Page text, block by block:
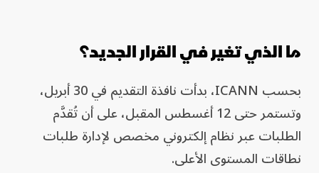
ما الذي تغير في القرار الجديد؟
بحسب ICANN، بدأت نافذة التقديم في 30 أبريل،
وتستمر حتى 12 أغسطس المقبل، على أن تُقدَّم
الطلبات عبر نظام إلكتروني مخصص لإدارة طلبات
نطاقات المستوى الأعلى.